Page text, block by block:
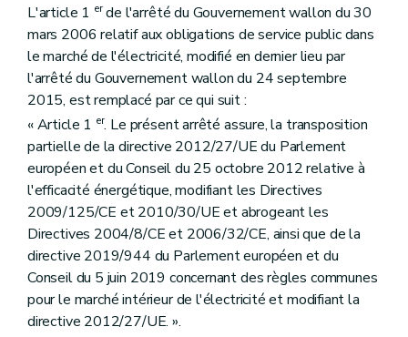
Art. 95
Art. 96
Art. 97
Art. 98
Art. 99
Art. 100
Art. 101
Art. 102
Art. 103
Art. 104
Art. 105
Art. 106
Art. 107
Chapitre 3 Modifications de l'arrêté du Gouvernement wallon du 17 juillet 2003 relatif à la commission locale pour l'énergie
Art. 108
Art. 109
Art. 110
Art. 111
Chapitre 4 Dispositions abrogatoires, transitoires et finales
L'article 1 erde l'arrêté du Gouvernement wallon du 30
mars 2006 relatif aux obligations de service public dans
le marché de l'électricité, modifié en dernier lieu par
l'arrêté du Gouvernement wallon du 24 septembre
2015, est remplacé par ce qui suit :
« Article 1 er. Le présent arrêté assure, la transposition
partielle de la directive 2012/27/UE du Parlement
européen et du Conseil du 25 octobre 2012 relative à
l'efficacité énergétique, modifiant les Directives
2009/125/CE et 2010/30/UE et abrogeant les
Directives 2004/8/CE et 2006/32/CE, ainsi que de la
directive 2019/944 du Parlement européen et du
Conseil du 5 juin 2019 concernant des règles communes
pour le marché intérieur de l'électricité et modifiant la
directive 2012/27/UE. ».